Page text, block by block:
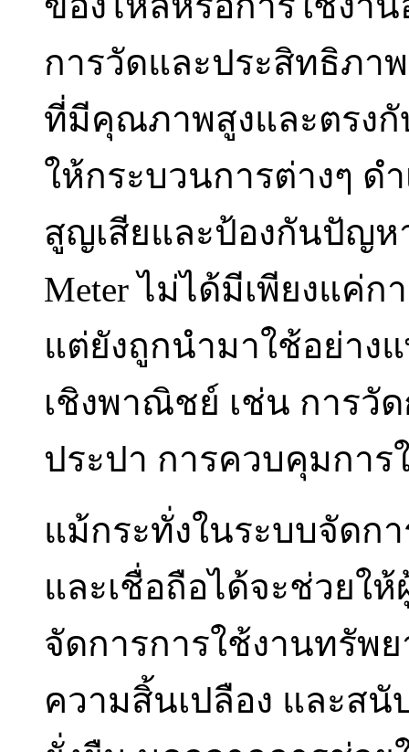
การวัดและประสิทธิภาพ
ที่มีคุณภาพสูงและตรงกั
ให้กระบวนการต่างๆ ด
สูญเสียและป้องกันปัญห
Meter ไม่ได้มีเพียงแค่
แต่ยังถูกนำมาใช้อย่าง
เชิงพาณิชย์ เช่น การวั
ประปา การควบคุมการ
แม้กระทั่งในระบบจัดก
และเชื่อถือได้จะช่วยใ
จัดการการใช้งานทรัพ
ความสิ้นเปลือง และส